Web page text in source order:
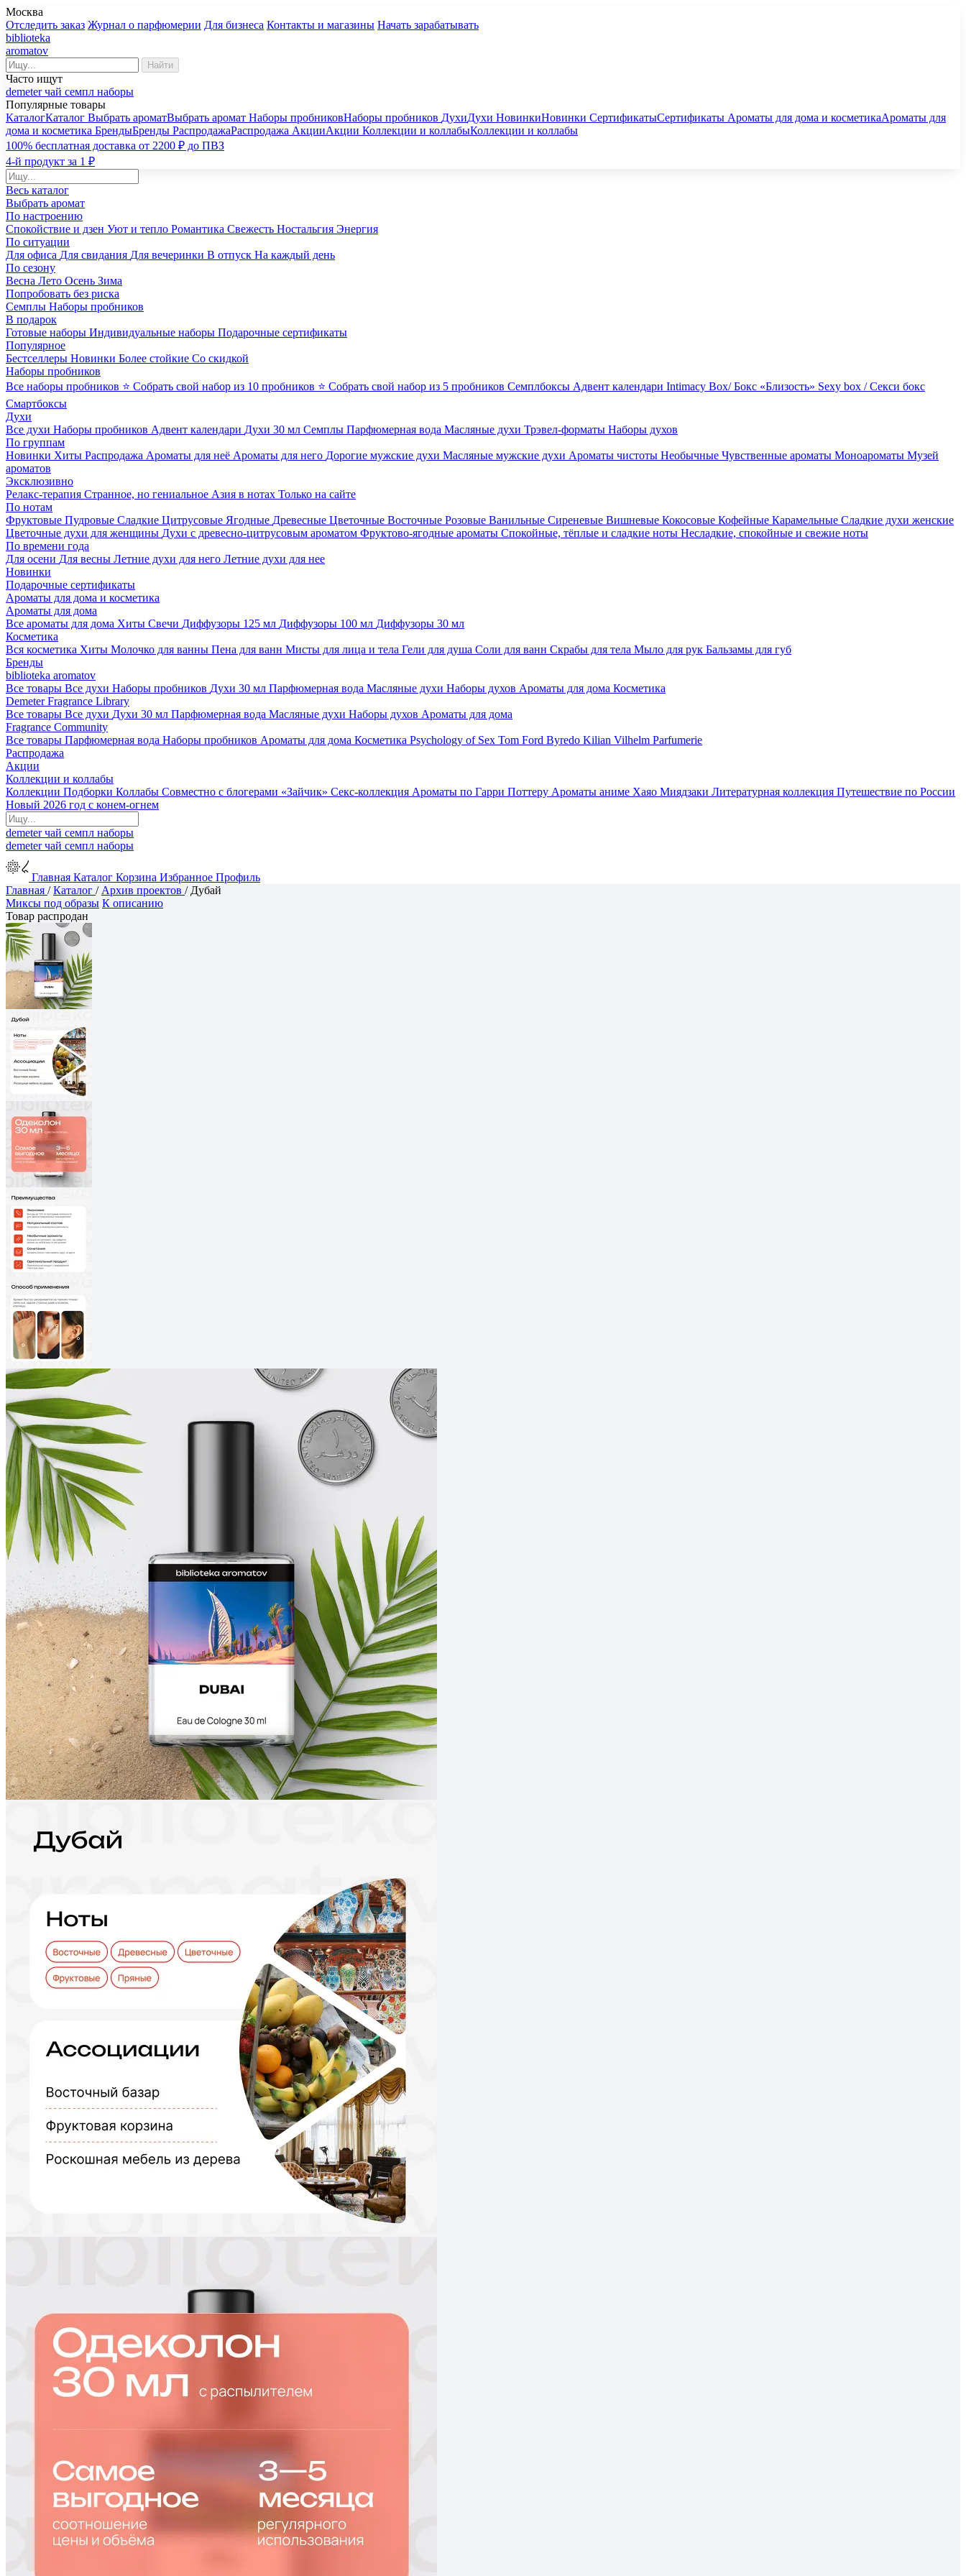
Москва
Отследить заказ Журнал о парфюмерии Для бизнеса Контакты и магазины Начать зарабатывать
biblioteka
aromatov
Найти
Часто ищут
demeterчай семпл наборы
Популярные товары
КаталогКаталог Выбрать ароматВыбрать аромат Наборы пробниковНаборы пробников ДухиДухи НовинкиНовинки СертификатыСертификаты Ароматы для дома и косметикаАроматы для
дома и косметика БрендыБренды РаспродажаРаспродажа АкцииАкции Коллекции и коллабыКоллекции и коллабы
100% бесплатная доставка от 2200 ₽ до ПВЗ
4-й продукт за 1 ₽
Весь каталог
Выбрать аромат
По настроению
Спокойствие и дзен Уют и тепло Романтика Свежесть Ностальгия Энергия
По ситуации
Для офиса Для свидания Для вечеринки В отпуск На каждый день
По сезону
Весна Лето Осень Зима
Попробовать без риска
Семплы Наборы пробников
В подарок
Готовые наборы Индивидуальные наборы Подарочные сертификаты
Популярное
Бестселлеры Новинки Более стойкие Со скидкой
Наборы пробников
Все наборы пробников ⭐ Собрать свой набор из 10 пробников ⭐ Собрать свой набор из 5 пробников Семплбоксы Адвент календари Intimacy Box/ Бокс «Близость» Sexy box / Секси бокс
Смартбоксы
Духи
Все духи Наборы пробников Адвент календари Духи 30 мл Семплы Парфюмерная вода Масляные духи Трэвел-форматы Наборы духов
По группам
Новинки Хиты Распродажа Ароматы для неё Ароматы для него Дорогие мужские духи Масляные мужские духи Ароматы чистоты Необычные Чувственные ароматы Моноароматы Музей
ароматов
Эксклюзивно
Релакс-терапия Странное, но гениальное Азия в нотах Только на сайте
По нотам
Фруктовые Пудровые Сладкие Цитрусовые Ягодные Древесные Цветочные Восточные Розовые Ванильные Сиреневые Вишневые Кокосовые Кофейные Карамельные Сладкие духи женские
Цветочные духи для женщины Духи с древесно-цитрусовым ароматом Фруктово-ягодные ароматы Спокойные, тёплые и сладкие ноты Несладкие, спокойные и свежие ноты
По времени года
Для осени Для весны Летние духи для него Летние духи для нее
Новинки
Подарочные сертификаты
Ароматы для дома и косметика
Ароматы для дома
Все ароматы для дома Хиты Свечи Диффузоры 125 мл Диффузоры 100 мл Диффузоры 30 мл
Косметика
Вся косметика Хиты Молочко для ванны Пена для ванн Мисты для лица и тела Гели для душа Соли для ванн Скрабы для тела Мыло для рук Бальзамы для губ
Бренды
biblioteka aromatov
Все товары Все духи Наборы пробников Духи 30 мл Парфюмерная вода Масляные духи Наборы духов Ароматы для дома Косметика
Demeter Fragrance Library
Все товары Все духи Духи 30 мл Парфюмерная вода Масляные духи Наборы духов Ароматы для дома
Fragrance Community
Все товары Парфюмерная вода Наборы пробников Ароматы для дома Косметика Psychology of Sex Tom Ford Byredo Kilian Vilhelm Parfumerie
Распродажа
Акции
Коллекции и коллабы
Коллекции Подборки Коллабы Совместно с блогерами «Зайчик» Секс-коллекция Ароматы по Гарри Поттеру Ароматы аниме Хаяо Миядзаки Литературная коллекция Путешествие по России
Новый 2026 год с конем-огнем
demeterчай семпл наборы
demeterчай семпл наборы
Главная Каталог Корзина Избранное Профиль
Главная /Каталог / Архив проектов / Дубай
Миксы под образы К описанию
Товар распродан